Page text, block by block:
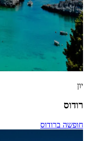
יון
רודוס
חופשה ברודוס